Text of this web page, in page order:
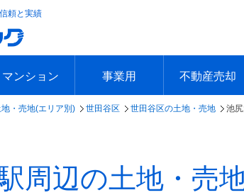
頼と実績
マンション
リアで探す
線で探す
日の新着物件
週の新着物件
事業用
エリアで探す
沿線で探す
本日の新着物件
今週の新着物件
不動産売却
不動産売却
簡単無料査定
不動産売却
不動産売却
海外からの不
・売地(エリア別) 世田谷区 世田谷区の土地・売地 池
周辺の土地・売